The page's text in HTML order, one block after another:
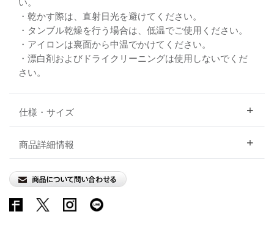
・乾かす際は、直射日光を避けてください。
・タンブル乾燥を行う場合は、低温でご使用ください。
・アイロンは裏面から中温でかけてください。
・漂白剤およびドライクリーニングは使用しないでくだ
さい。
仕様・サイズ
商品詳細情報